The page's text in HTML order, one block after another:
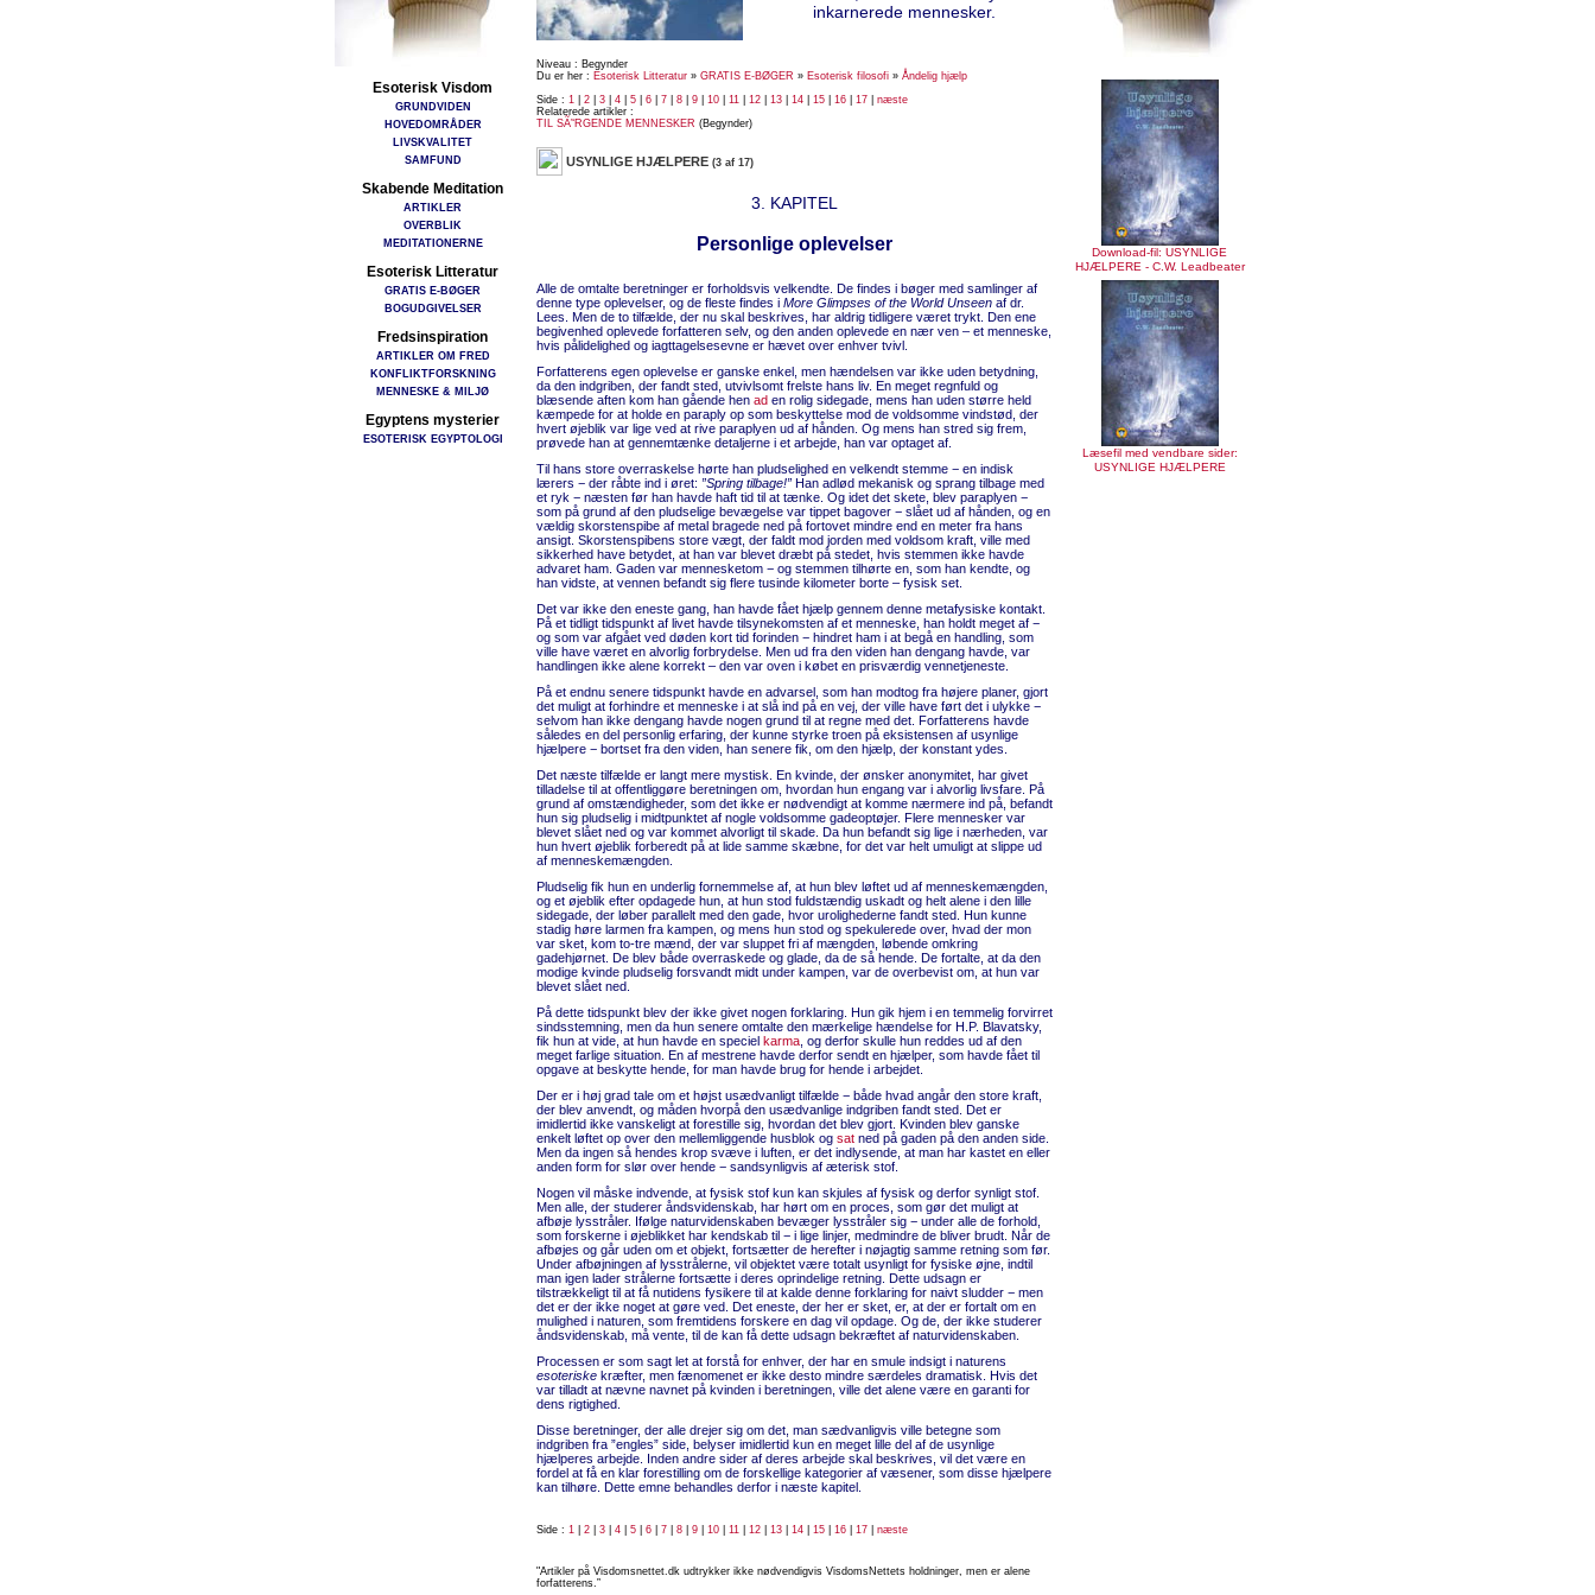
Esoterisk Visdom
GRUNDVIDEN
HOVEDOMRÅDER
LIVSKVALITET
SAMFUND
Skabende Meditation
ARTIKLER
OVERBLIK
MEDITATIONERNE
Esoterisk Litteratur
GRATIS E-BØGER
BOGUDGIVELSER
Fredsinspiration
ARTIKLER OM FRED
KONFLIKTFORSKNING
MENNESKE & MILJØ
Egyptens mysterier
ESOTERISK EGYPTOLOGI
inkarnerede mennesker.
Niveau : Begynder
Du er her : Esoterisk Litteratur » GRATIS E-BØGER » Esoterisk filosofi » Åndelig hjælp
Side : 1 2 3 4 5 6 7 8 9 10 11 12 13 14 15 16 17
næste
Relaterede artikler :
TIL SÃ˜RGENDE MENNESKER (Begynder)
USYNLIGE HJÆLPERE (3 af 17)
3. KAPITEL
Personlige oplevelser
Alle de omtalte beretninger er forholdsvis velkendte. De findes i bøger med samlinger af
denne type oplevelser, og de fleste findes i More Glimpses of the World Unseen af dr.
Lees. Men de to tilfælde, der nu skal beskrives, har aldrig tidligere været trykt. Den ene
begivenhed oplevede forfatteren selv, og den anden oplevede en nær ven – et menneske,
hvis pålidelighed og iagttagelsesevne er hævet over enhver tvivl.
Forfatterens egen oplevelse er ganske enkel, men hændelsen var ikke uden betydning,
da den indgriben, der fandt sted, utvivlsomt frelste hans liv. En meget regnfuld og
blæsende aften kom han gående hen ad en rolig sidegade, mens han uden større held
kæmpede for at holde en paraply op som beskyttelse mod de voldsomme vindstød, der
hvert øjeblik var lige ved at rive paraplyen ud af hånden. Og mens han stred sig frem,
prøvede han at gennemtænke detaljerne i et arbejde, han var optaget af.
Til hans store overraskelse hørte han pludselighed en velkendt stemme − en indisk
lærers − der råbte ind i øret: ”Spring tilbage!” Han adlød mekanisk og sprang tilbage med
et ryk − næsten før han havde haft tid til at tænke. Og idet det skete, blev paraplyen −
som på grund af den pludselige bevægelse var tippet bagover − slået ud af hånden, og en
vældig skorstenspibe af metal bragede ned på fortovet mindre end en meter fra hans
ansigt. Skorstenspibens store vægt, der faldt mod jorden med voldsom kraft, ville med
sikkerhed have betydet, at han var blevet dræbt på stedet, hvis stemmen ikke havde
advaret ham. Gaden var mennesketom − og stemmen tilhørte en, som han kendte, og
han vidste, at vennen befandt sig flere tusinde kilometer borte – fysisk set.
Det var ikke den eneste gang, han havde fået hjælp gennem denne metafysiske kontakt.
På et tidligt tidspunkt af livet havde tilsynekomsten af et menneske, han holdt meget af −
og som var afgået ved døden kort tid forinden − hindret ham i at begå en handling, som
ville have været en alvorlig forbrydelse. Men ud fra den viden han dengang havde, var
handlingen ikke alene korrekt – den var oven i købet en prisværdig vennetjeneste.
På et endnu senere tidspunkt havde en advarsel, som han modtog fra højere planer, gjort
det muligt at forhindre et menneske i at slå ind på en vej, der ville have ført det i ulykke −
selvom han ikke dengang havde nogen grund til at regne med det. Forfatterens havde
således en del personlig erfaring, der kunne styrke troen på eksistensen af usynlige
hjælpere − bortset fra den viden, han senere fik, om den hjælp, der konstant ydes.
Det næste tilfælde er langt mere mystisk. En kvinde, der ønsker anonymitet, har givet
tilladelse til at offentliggøre beretningen om, hvordan hun engang var i alvorlig livsfare. På
grund af omstændigheder, som det ikke er nødvendigt at komme nærmere ind på, befandt
hun sig pludselig i midtpunktet af nogle voldsomme gadeoptøjer. Flere mennesker var
blevet slået ned og var kommet alvorligt til skade. Da hun befandt sig lige i nærheden, var
hun hvert øjeblik forberedt på at lide samme skæbne, for det var helt umuligt at slippe ud
af menneskemængden.
Pludselig fik hun en underlig fornemmelse af, at hun blev løftet ud af menneskemængden,
og et øjeblik efter opdagede hun, at hun stod fuldstændig uskadt og helt alene i den lille
sidegade, der løber parallelt med den gade, hvor urolighederne fandt sted. Hun kunne
stadig høre larmen fra kampen, og mens hun stod og spekulerede over, hvad der mon
var sket, kom to-tre mænd, der var sluppet fri af mængden, løbende omkring
gadehjørnet. De blev både overraskede og glade, da de så hende. De fortalte, at da den
modige kvinde pludselig forsvandt midt under kampen, var de overbevist om, at hun var
blevet slået ned.
På dette tidspunkt blev der ikke givet nogen forklaring. Hun gik hjem i en temmelig forvirret
sindsstemning, men da hun senere omtalte den mærkelige hændelse for H.P. Blavatsky,
fik hun at vide, at hun havde en speciel karma , og derfor skulle hun reddes ud af den
meget farlige situation. En af mestrene havde derfor sendt en hjælper, som havde fået til
opgave at beskytte hende, for man havde brug for hende i arbejdet.
Der er i høj grad tale om et højst usædvanligt tilfælde − både hvad angår den store kraft,
der blev anvendt, og måden hvorpå den usædvanlige indgriben fandt sted. Det er
imidlertid ikke vanskeligt at forestille sig, hvordan det blev gjort. Kvinden blev ganske
enkelt løftet op over den mellemliggende husblok og sat ned på gaden på den anden side.
Men da ingen så hendes krop svæve i luften, er det indlysende, at man har kastet en eller
anden form for slør over hende − sandsynligvis af æterisk stof.
Nogen vil måske indvende, at fysisk stof kun kan skjules af fysisk og derfor synligt stof.
Men alle, der studerer åndsvidenskab, har hørt om en proces, som gør det muligt at
afbøje lysstråler. Ifølge naturvidenskaben bevæger lysstråler sig − under alle de forhold,
som forskerne i øjeblikket har kendskab til − i lige linjer, medmindre de bliver brudt. Når de
afbøjes og går uden om et objekt, fortsætter de herefter i nøjagtig samme retning som før.
Under afbøjningen af lysstrålerne, vil objektet være totalt usynligt for fysiske øjne, indtil
man igen lader strålerne fortsætte i deres oprindelige retning. Dette udsagn er
tilstrækkeligt til at få nutidens fysikere til at kalde denne forklaring for naivt sludder − men
det er der ikke noget at gøre ved. Det eneste, der her er sket, er, at der er fortalt om en
mulighed i naturen, som fremtidens forskere en dag vil opdage. Og de, der ikke studerer
åndsvidenskab, må vente, til de kan få dette udsagn bekræftet af naturvidenskaben.
Processen er som sagt let at forstå for enhver, der har en smule indsigt i naturens
esoteriske kræfter, men fænomenet er ikke desto mindre særdeles dramatisk. Hvis det
var tilladt at nævne navnet på kvinden i beretningen, ville det alene være en garanti for
dens rigtighed.
Disse beretninger, der alle drejer sig om det, man sædvanligvis ville betegne som
indgriben fra ”engles” side, belyser imidlertid kun en meget lille del af de usynlige
hjælperes arbejde. Inden andre sider af deres arbejde skal beskrives, vil det være en
fordel at få en klar forestilling om de forskellige kategorier af væsener, som disse hjælpere
kan tilhøre. Dette emne behandles derfor i næste kapitel.
Side : 1 2 3 4 5 6 7 8 9 10 11 12 13 14 15 16 17 næste
"Artikler på Visdomsnettet.dk udtrykker ikke nødvendigvis VisdomsNettets holdninger, men er alene
forfatterens.”
Download-fil: USYNLIGE
HJÆLPERE - C.W. Leadbeater
Læsefil med vendbare sider:
USYNLIGE HJÆLPERE